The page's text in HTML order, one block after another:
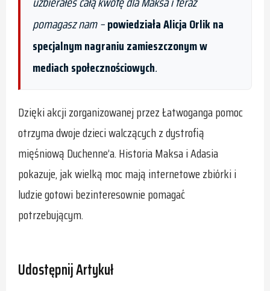
pomagasz nam–powiedziała Alicja Orlik na
specjalnym nagraniu zamieszczonym w
mediach społecznościowych.
Dzięki akcji zorganizowanej przez Łatwoganga pomoc
otrzyma dwoje dzieci walczących z dystrofią
mięśniową Duchenne’a. Historia Maksa i Adasia
pokazuje, jak wielką moc mają internetowe zbiórki i
ludzie gotowi bezinteresownie pomagać
potrzebującym.
Udostępnij Artykuł